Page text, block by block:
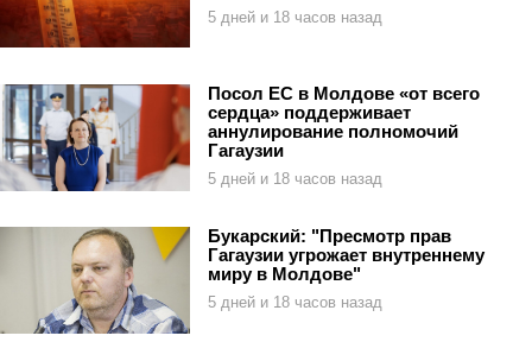
5 дней и 18 часов назад
Посол ЕС в Молдове «от всего
сердца» поддерживает
аннулирование полномочий
Гагаузии
5 дней и 18 часов назад
Букарский: "Пресмотр прав
Гагаузии угрожает внутреннему
миру в Молдове"
5 дней и 18 часов назад